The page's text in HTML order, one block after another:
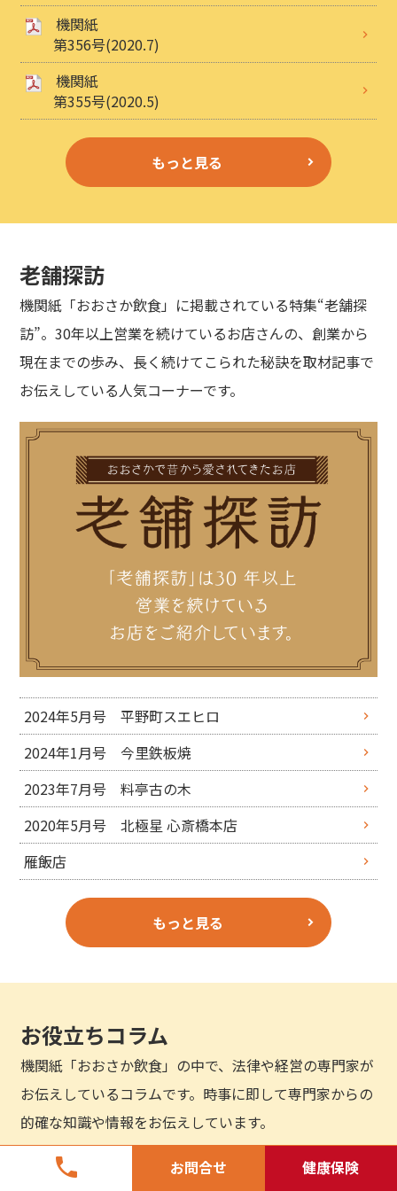
phone お問合せ 健康保険
機関紙
第356号(2020.7)
機関紙
第355号(2020.5)
もっと見る
老舗探訪
機関紙「おおさか飲食」に掲載されている特集“老舗探
訪”。30年以上営業を続けているお店さんの、創業から
現在までの歩み、長く続けてこられた秘訣を取材記事で
お伝えしている人気コーナーです。
2024年5月号 平野町スエヒロ
2024年1月号 今里鉄板焼
2023年7月号 料亭古の木
2020年5月号 北極星 心斎橋本店
雁飯店
もっと見る
お役立ちコラム
機関紙「おおさか飲食」の中で、法律や経営の専門家が
お伝えしているコラムです。時事に即して専門家からの
的確な知識や情報をお伝えしています。